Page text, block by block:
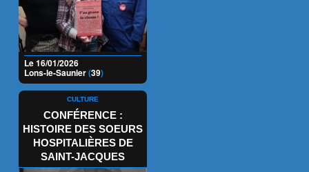
Le 16/01/2026
Lons-le-Saunier(39)
CULTURE
CONFÉRENCE :
HISTOIRE DES SOEURS
HOSPITALIÈRES DE
SAINT-JACQUES